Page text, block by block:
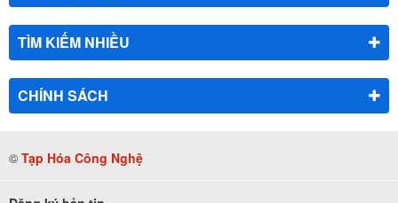
TÌM KIẾM NHIỀU
CHÍNH SÁCH
© Tạp Hóa Công Nghệ